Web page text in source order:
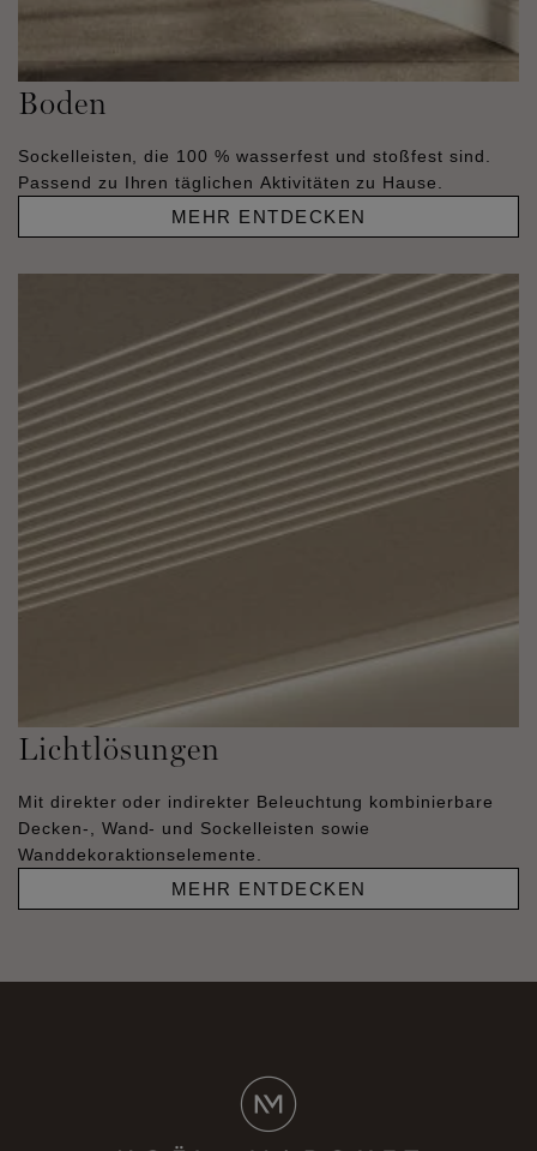
Boden
Sockelleisten, die 100 % wasserfest und stoßfest sind.
Passend zu Ihren täglichen Aktivitäten zu Hause.
MEHR ENTDECKEN
Lichtlösungen
Mit direkter oder indirekter Beleuchtung kombinierbare
Decken-, Wand- und Sockelleisten sowie
Wanddekoraktionselemente.
MEHR ENTDECKEN